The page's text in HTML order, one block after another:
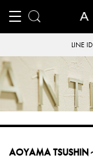
LINE
AOYAMA